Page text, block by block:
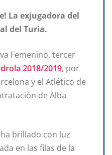
La exjugadora del
del Turia.
Femenino, tercer
2018/2019, por
y el Atlético de
de Alba
brillado con luz
en las filas de la